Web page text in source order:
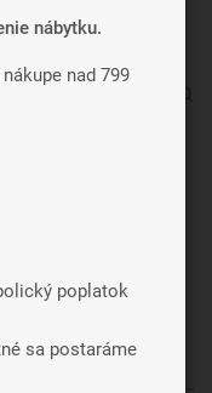
nábytku.
nad 799
poplatok
sa postaráme
pokojný a zdravý
nám dáte
aby sme
nášho
reklamy
prípadne